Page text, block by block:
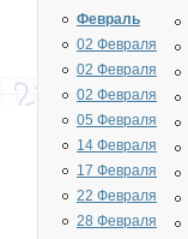
Февраль
02 Февраля
02 Февраля
02 Февраля
05 Февраля
14 Февраля
17 Февраля
22 Февраля
28 Февраля